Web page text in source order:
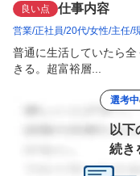
良い点 仕事内容
営業 正社員 20代 女性 主任
普通に生活していたら
きる。超富裕層...
選考中
以下
続き